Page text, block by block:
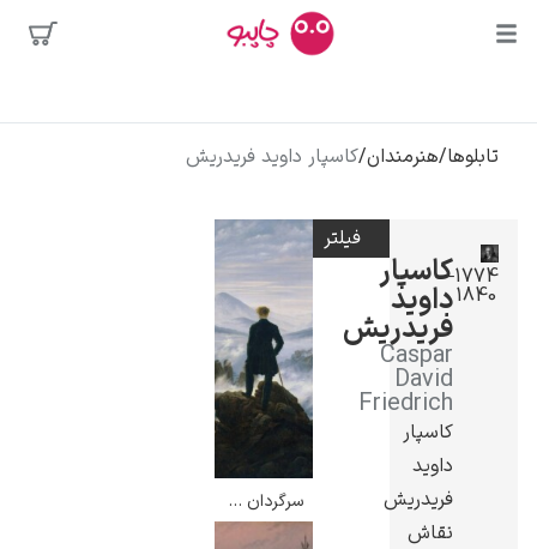
جستجوها
پیکاسو
سالوادور دالی
فریدا کالوا
محبوب‌ترین
هنرمندان
کلود مونه
ونسان ون گوگ
تابلوها/هنرمندان/کاسپار داوید فریدریش
1774–
1840
کاسپار
داوید
فریدریش
Caspar
David
Friedrich
کاسپار
داوید
فریدریش
نقاش
فیلتر
سرگردان بر دریای مه – کاسپار داوید فریدریش